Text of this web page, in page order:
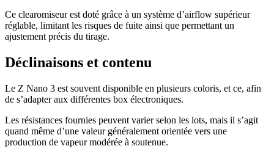
Ce clearomiseur est doté grâce à un système d’airflow supérieur
réglable, limitant les risques de fuite ainsi que permettant un
ajustement précis du tirage.
Déclinaisons et contenu
Le Z Nano 3 est souvent disponible en plusieurs coloris, et ce, afin
de s’adapter aux différentes box électroniques.
Les résistances fournies peuvent varier selon les lots, mais il s’agit
quand même d’une valeur généralement orientée vers une
production de vapeur modérée à soutenue.